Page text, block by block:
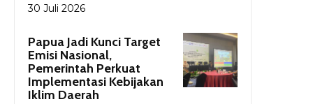
30 Juli 2026
Papua Jadi Kunci Target
Emisi Nasional,
Pemerintah Perkuat
Implementasi Kebijakan
Iklim Daerah